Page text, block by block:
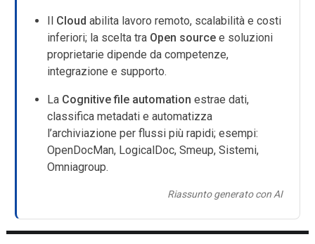
Il Cloud abilita lavoro remoto, scalabilità e costi
inferiori; la scelta tra Open source e soluzioni
proprietarie dipende da competenze,
integrazione e supporto.
La Cognitive file automation estrae dati,
classifica metadati e automatizza
l’archiviazione per flussi più rapidi; esempi:
OpenDocMan, LogicalDoc, Smeup, Sistemi,
Omniagroup.
Riassunto generato con AI